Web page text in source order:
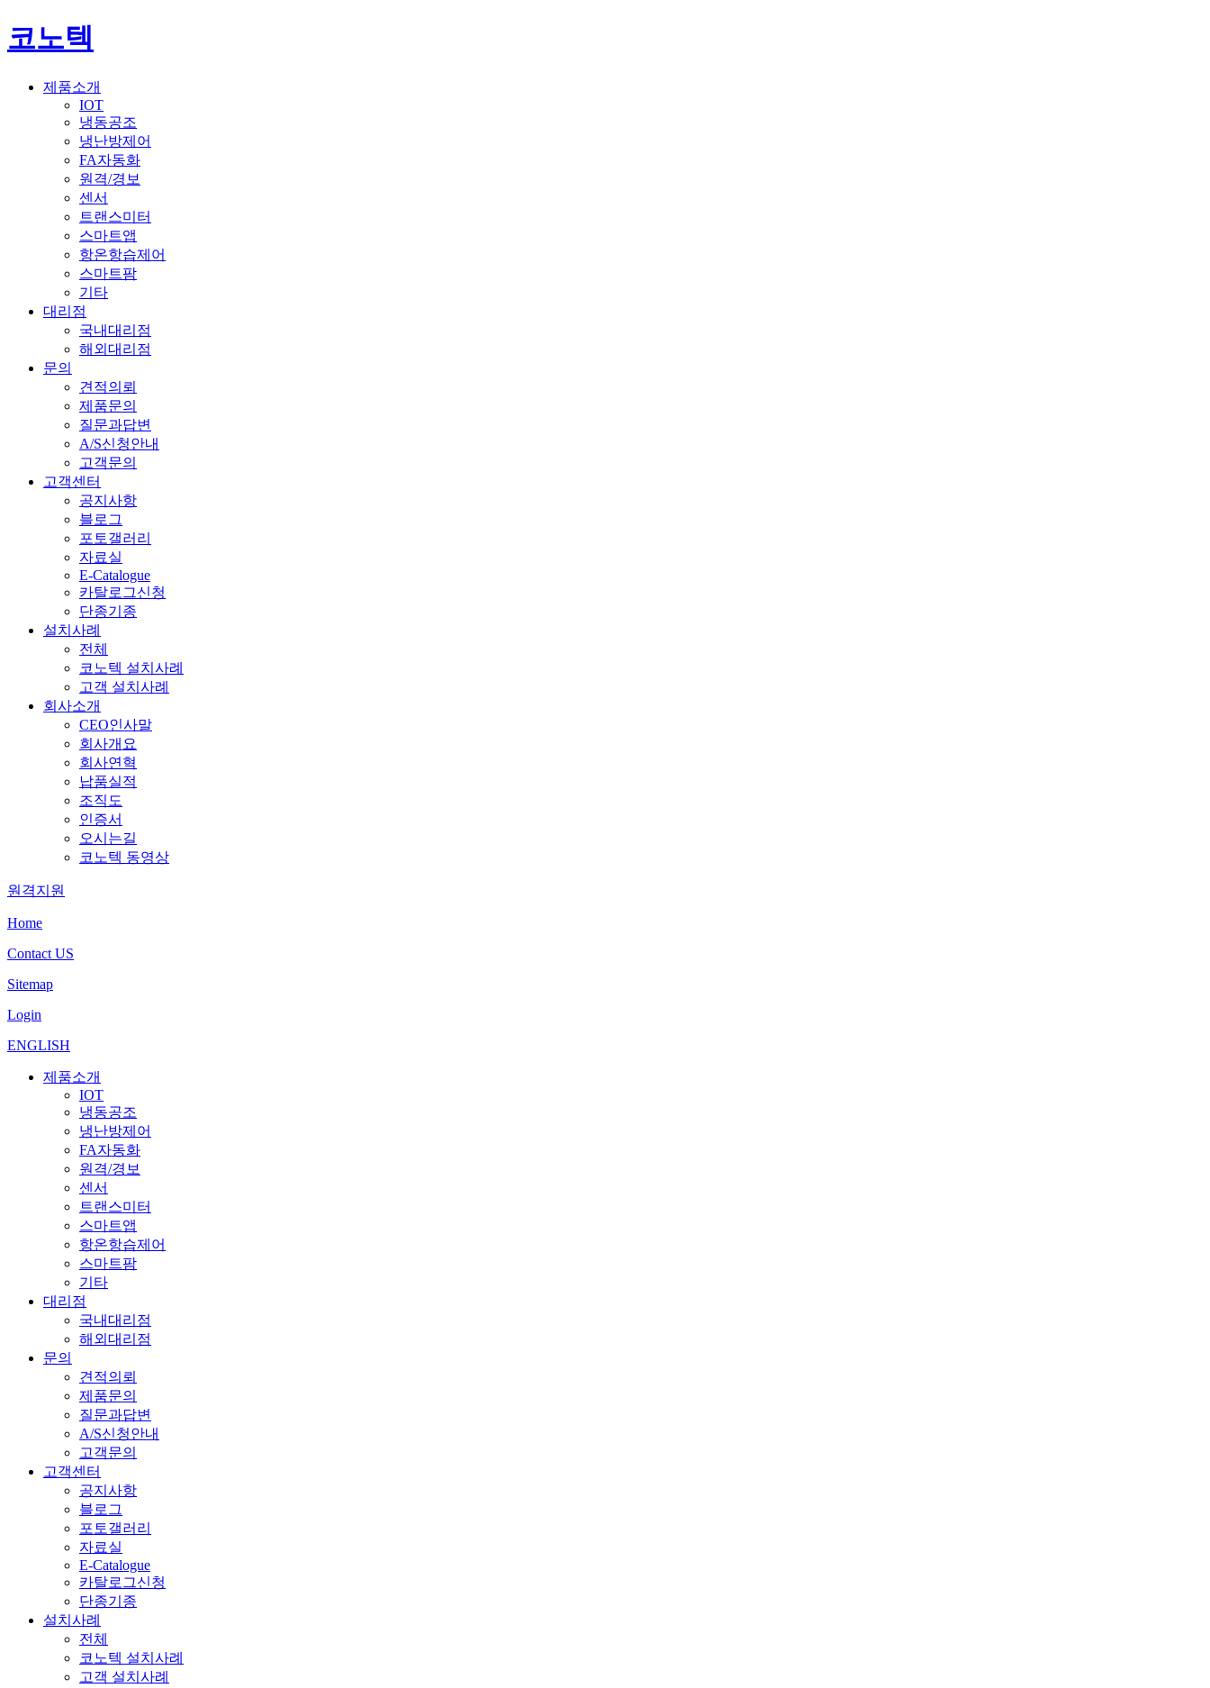
코노텍
제품소개
IOT
냉동공조
냉난방제어
FA자동화
원격/경보
센서
트랜스미터
스마트앱
항온항습제어
스마트팜
기타
대리점
국내대리점
해외대리점
문의
견적의뢰
제품문의
질문과답변
A/S신청안내
고객문의
고객센터
공지사항
블로그
포토갤러리
자료실
E-Catalogue
카탈로그신청
단종기종
설치사례
전체
코노텍 설치사례
고객 설치사례
회사소개
CEO인사말
회사개요
회사연혁
납품실적
조직도
인증서
오시는길
코노텍 동영상
원격지원
Home
Contact US
Sitemap
Login
ENGLISH
제품소개
IOT
냉동공조
냉난방제어
FA자동화
원격/경보
센서
트랜스미터
스마트앱
항온항습제어
스마트팜
기타
대리점
국내대리점
해외대리점
문의
견적의뢰
제품문의
질문과답변
A/S신청안내
고객문의
고객센터
공지사항
블로그
포토갤러리
자료실
E-Catalogue
카탈로그신청
단종기종
설치사례
전체
코노텍 설치사례
고객 설치사례